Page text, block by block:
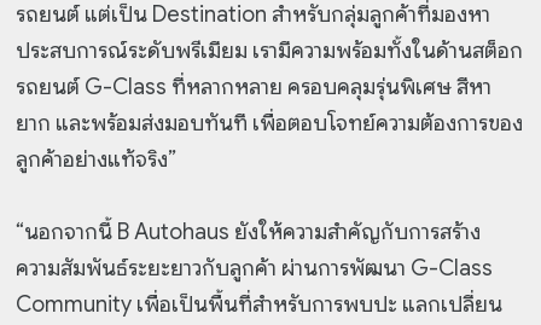
รถยนต์ แต่เป็น Destination สำหรับกลุ่มลูกค้าที่มองหา
ประสบการณ์ระดับพรีเมียม เรามีความพร้อมทั้งในด้านสต็อก
รถยนต์ G-Class ที่หลากหลาย ครอบคลุมรุ่นพิเศษ สีหา
ยาก และพร้อมส่งมอบทันที เพื่อตอบโจทย์ความต้องการของ
ลูกค้าอย่างแท้จริง”
“นอกจากนี้ B Autohaus ยังให้ความสำคัญกับการสร้าง
ความสัมพันธ์ระยะยาวกับลูกค้า ผ่านการพัฒนา G-Class
Community เพื่อเป็นพื้นที่สำหรับการพบปะ แลกเปลี่ยน